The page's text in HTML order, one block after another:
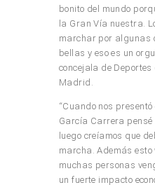
bonito del mundo
la Gran Vía nuestra.
marchar por algunas
bellas y eso es un
concejala de
Madrid.
“Cuando nos
García Carrera pensé
luego creíamos que
marcha. Además
muchas personas
un fuerte impacto